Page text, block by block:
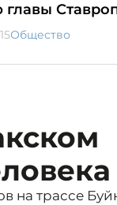
Общество
на трассе